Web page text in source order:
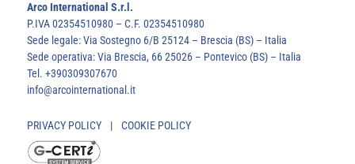
Arco International S.r.l.
P.IVA 02354510980 – C.F. 02354510980
Sede legale: Via Sostegno 6/B 25124 – Brescia (BS) – Italia
Sede operativa: Via Brescia, 66 25026 – Pontevico (BS) – Italia
Tel. +390309307670
info@arcointernational.it
PRIVACY POLICY | COOKIE POLICY